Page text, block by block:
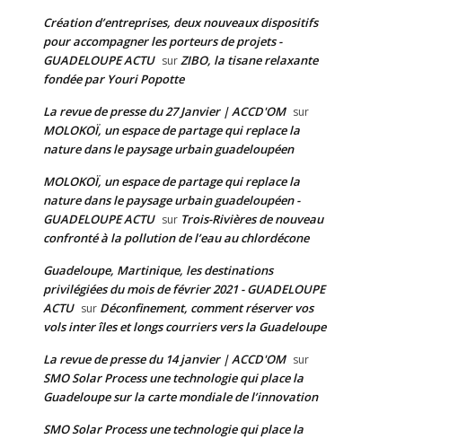
Création d’entreprises, deux nouveaux dispositifs
pour accompagner les porteurs de projets -
GUADELOUPE ACTU surZIBO, la tisane relaxante
fondée par Youri Popotte
La revue de presse du 27 Janvier | ACCD'OM sur
MOLOKOÏ, un espace de partage qui replace la
nature dans le paysage urbain guadeloupéen
MOLOKOÏ, un espace de partage qui replace la
nature dans le paysage urbain guadeloupéen -
GUADELOUPE ACTU sur Trois-Rivières de nouveau
confronté à la pollution de l’eau au chlordécone
Guadeloupe, Martinique, les destinations
privilégiées du mois de février 2021 - GUADELOUPE
ACTU sur Déconfinement, comment réserver vos
vols inter îles et longs courriers vers la Guadeloupe
La revue de presse du 14 janvier | ACCD'OM sur
SMO Solar Process une technologie qui place la
Guadeloupe sur la carte mondiale de l’innovation
SMO Solar Process une technologie qui place la